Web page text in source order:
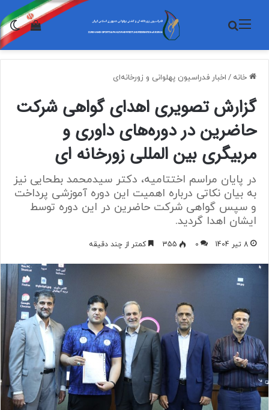
منو جستجو برای
خانه / اخبار فدراسیون پهلوانی و زورخانه‌ای
گزارش تصویری اهدای گواهی شرکت
حاضرین در دوره‌های داوری و
مربیگری بین المللی زورخانه ای
در پایان مراسم اختتامیه، دکتر سیدمحمد بطحایی نیز
به بیان نکاتی درباره اهمیت این دوره آموزشی پرداخت
و سپس گواهی شرکت حاضرین در این دوره توسط
ایشان اهدا گردید.
8 تیر 1404 0
355 کمتر از چند دقیقه